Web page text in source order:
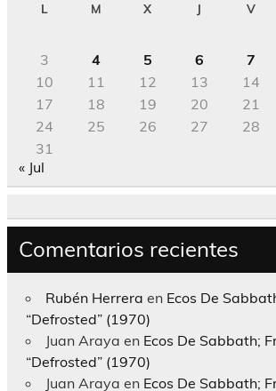
L M X J V
3
4 5 6 7
10
11 12 13 14
17
18 19 20 21
24
25 26 27 28
31
« Jul
Comentarios recientes
Rubén Herrera en Ecos De
“Defrosted” (1970)
Juan Araya en Ecos De Sabbath;
“Defrosted” (1970)
Juan Araya en Ecos De Sabbath;